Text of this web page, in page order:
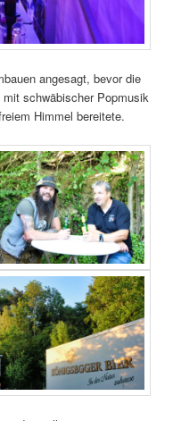
angesagt, bevor die
schwäbischer Popmusik
Himmel bereitete.